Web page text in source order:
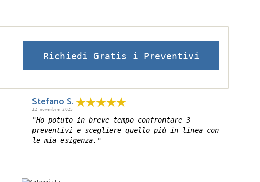
Richiedi Gratis i Preventivi
Stefano S.
12 novembre 2025
"Ho potuto in breve tempo confrontare 3
preventivi e scegliere quello più in linea con
le mia esigenza."